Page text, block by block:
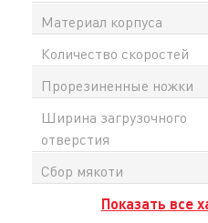
Материал корпуса
Количество скоростей
Прорезиненные ножки
Ширина загрузочного
отверстия
Сбор мякоти
Показать все